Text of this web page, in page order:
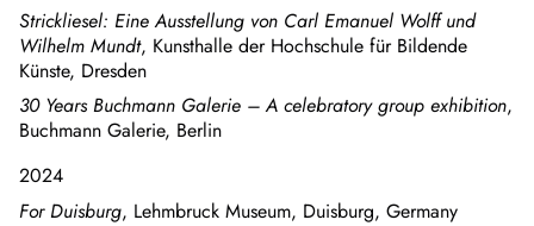
Strickliesel: Eine Ausstellung von Carl Emanuel Wolff und
Wilhelm Mundt, Kunsthalle der Hochschule für Bildende
Künste, Dresden
30 Years Buchmann Galerie – A celebratory group exhibition,
Buchmann Galerie, Berlin
2024
For Duisburg, Lehmbruck Museum, Duisburg, Germany